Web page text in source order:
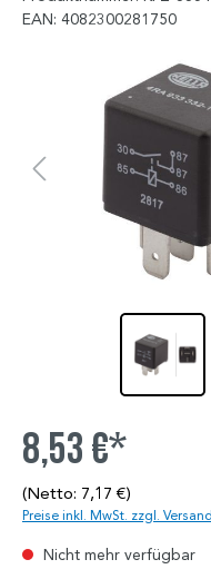
EAN: 4082300281750
8,53 €*
(Netto: 7,17 €)
Preise inkl. MwSt. zzgl.
Nicht mehr verfügbar